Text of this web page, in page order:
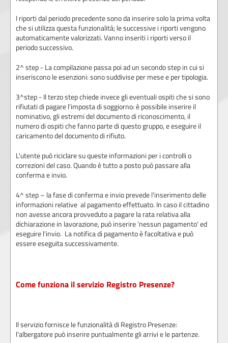
I riporti dal periodo precedente sono da inserire solo la prima volta
che si utilizza questa funzionalità; le successive i riporti vengono
automaticamente valorizzati. Vanno inseriti i riporti verso il
periodo successivo.
2^ step - La compilazione passa poi ad un secondo step in cui si
inseriscono le esenzioni: sono suddivise per mese e per tipologia.
3^step - Il terzo step chiede invece gli eventuali ospiti che si sono
rifiutati di pagare l'imposta di soggiorno: è possibile inserire il
nominativo, gli estremi del documento di riconoscimento, il
numero di ospiti che fanno parte di questo gruppo, e eseguire il
caricamento del documento di rifiuto.
L'utente può riciclare su queste informazioni per i controlli o
correzioni del caso. Quando è tutto a posto può passare alla
conferma e invio.
4^ step – la fase di conferma e invio prevede l'inserimento delle
informazioni relative al pagamento effettuato. In caso il cittadino
non avesse ancora provveduto a pagare la rata relativa alla
dichiarazione in lavorazione, può inserire ‘nessun pagamento' ed
eseguire l'invio. La notifica di pagamento è facoltativa e può
essere eseguita successivamente.
Come funziona il servizio Registro Presenze?
Il servizio fornisce le funzionalità di Registro Presenze:
l'albergatore può inserire puntualmente gli arrivi e le partenze.